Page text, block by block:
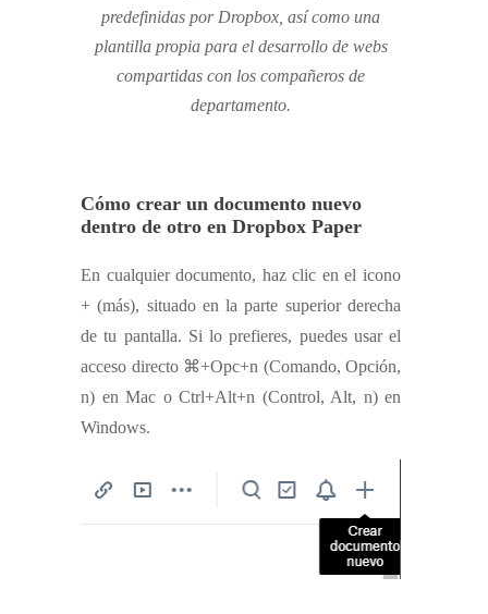
predefinidas por Dropbox, así como una
plantilla propia para el desarrollo de webs
compartidas con los compañeros de
departamento.
Cómo crear un documento nuevo
dentro de otro en Dropbox Paper
En cualquier documento, haz clic en el icono
+ (más), situado en la parte superior derecha
de tu pantalla. Si lo prefieres, puedes usar el
acceso directo ⌘+Opc+n (Comando, Opción,
n) en Mac o Ctrl+Alt+n (Control, Alt, n) en
Windows.